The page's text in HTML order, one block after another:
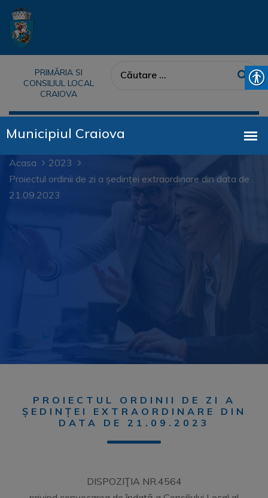
PRIMĂRIA SI
CONSILIUL LOCAL
CRAIOVA
Acasa
2023
Proiectul ordinii de zi a ședinței extraordinare din data de
21.09.2023
PROIECTUL ORDINII DE ZI A
ȘEDINȚEI EXTRAORDINARE DIN
DATA DE 21.09.2023
DISPOZIŢIA NR.4564